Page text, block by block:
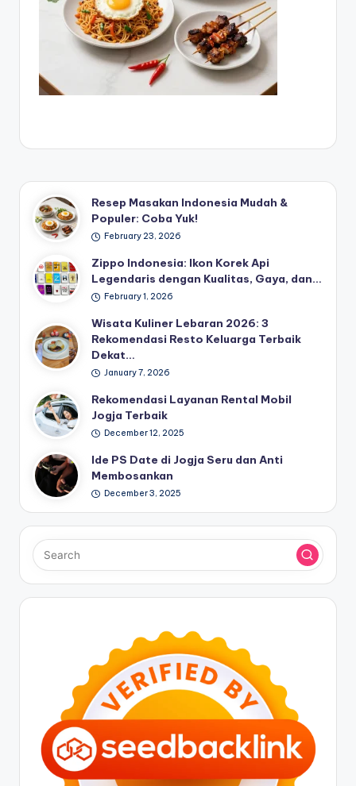
Resep Masakan Indonesia Mudah &
Populer: Coba Yuk!
February 23, 2026
Zippo Indonesia: Ikon Korek Api
Legendaris dengan Kualitas, Gaya, dan…
February 1, 2026
Wisata Kuliner Lebaran 2026: 3
Rekomendasi Resto Keluarga Terbaik
Dekat…
January 7, 2026
Rekomendasi Layanan Rental Mobil
Jogja Terbaik
December 12, 2025
Ide PS Date di Jogja Seru dan Anti
Membosankan
December 3, 2025